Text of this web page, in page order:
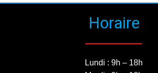
Horaire
Lundi : 9h – 18h